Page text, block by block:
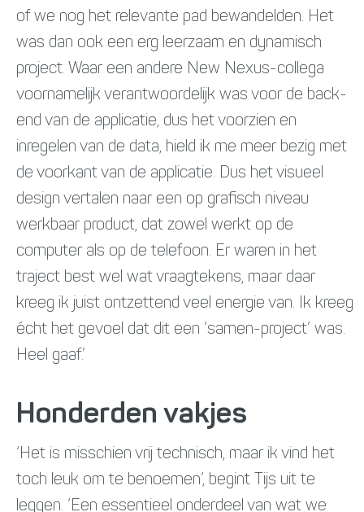
of we nog het relevante pad bewandelden. Het
was dan ook een erg leerzaam en dynamisch
project. Waar een andere New Nexus-collega
voornamelijk verantwoordelijk was voor de back-
end van de applicatie, dus het voorzien en
inregelen van de data, hield ik me meer bezig met
de voorkant van de applicatie. Dus het visueel
design vertalen naar een op grafisch niveau
werkbaar product, dat zowel werkt op de
computer als op de telefoon. Er waren in het
traject best wel wat vraagtekens, maar daar
kreeg ik juist ontzettend veel energie van. Ik kreeg
écht het gevoel dat dit een ‘samen-project’ was.
Heel gaaf.’
Honderden vakjes
‘Het is misschien vrij technisch, maar ik vind het
toch leuk om te benoemen’, begint Tijs uit te
leggen. ‘Een essentieel onderdeel van wat we